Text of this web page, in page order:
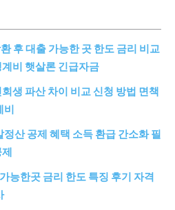
후 대출 가능한 곳 한도 금리 비교
비 햇살론 긴급자금
생 파산 차이 비교 신청 방법 면책
비
산 공제 혜택 소득 환급 간소화 필
능한곳 금리 한도 특징 후기 자격